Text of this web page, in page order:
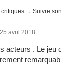
critiques Suivre
avril 2018
acteurs . Le jeu